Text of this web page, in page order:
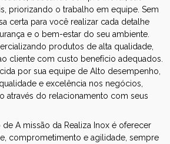
priorizando o trabalho em equipe. Sem
certa para você realizar cada detalhe
e o bem-estar do seu ambiente.
produtos de alta qualidade,
cliente com custo benefício adequados.
por sua equipe de Alto desempenho,
e excelência nos negócios,
através do relacionamento com seus
A missão da Realiza Inox é oferecer
comprometimento e agilidade, sempre